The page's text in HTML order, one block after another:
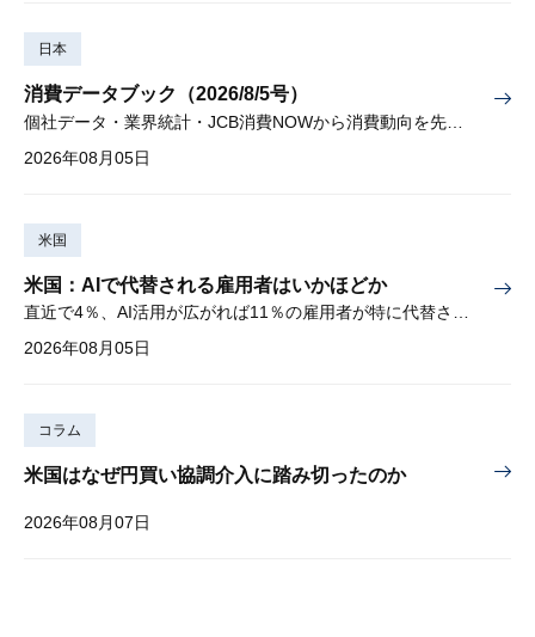
日本
消費データブック（2026/8/5号）
2026年08月05日
米国
米国：AIで代替される雇用者はいかほどか
直近で4％、AI活用が広がれば11％の雇用者が特に代替されやすい
2026年08月05日
コラム
米国はなぜ円買い協調介入に踏み切ったのか
2026年08月07日